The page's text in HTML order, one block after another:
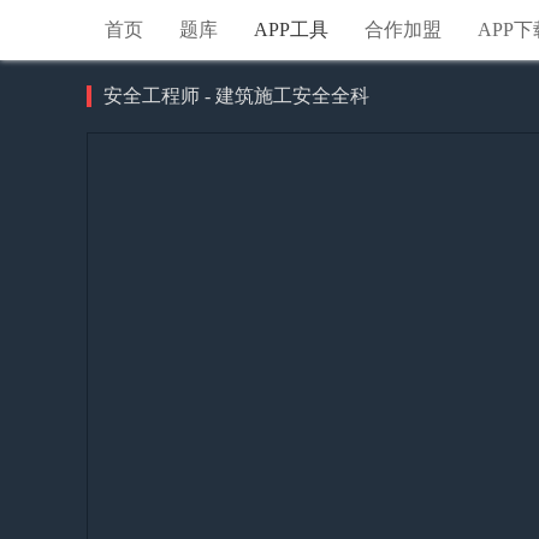
首页 题库 APP工具 合作加盟 APP下
安全工程师 - 建筑施工安全全科